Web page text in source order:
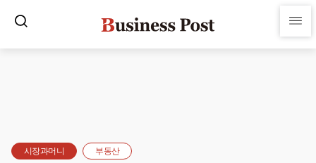
시장과머니 부동산